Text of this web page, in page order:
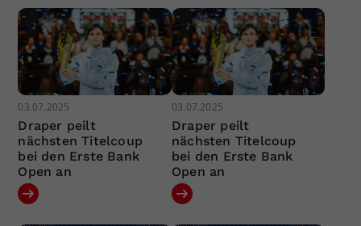
03.07.2025
Draper peilt
nächsten Titelcoup
bei den Erste Bank
Open an
03.07.2025
Draper peilt
nächsten Titelcoup
bei den Erste Bank
Open an